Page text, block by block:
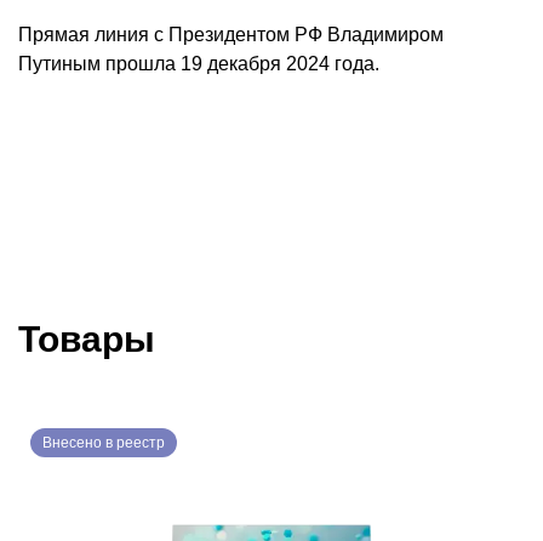
Прямая линия с Президентом РФ Владимиром
Путиным прошла 19 декабря 2024 года.
Товары
Внесено в реестр